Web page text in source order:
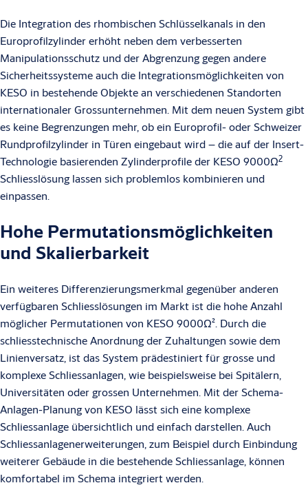
Die Integration des rhombischen Schlüsselkanals in den
Europrofilzylinder erhöht neben dem verbesserten
Manipulationsschutz und der Abgrenzung gegen andere
Sicherheitssysteme auch die Integrationsmöglichkeiten von
KESO in bestehende Objekte an verschiedenen Standorten
internationaler Grossunternehmen. Mit dem neuen System gibt
es keine Begrenzungen mehr, ob ein Europrofil- oder Schweizer
Rundprofilzylinder in Türen eingebaut wird – die auf der Insert-
Technologie basierenden Zylinderprofile der KESO 9000Ω2
Schliesslösung lassen sich problemlos kombinieren und
einpassen.
Hohe Permutationsmöglichkeiten
und Skalierbarkeit
Ein weiteres Differenzierungsmerkmal gegenüber anderen
verfügbaren Schliesslösungen im Markt ist die hohe Anzahl
möglicher Permutationen von KESO 9000Ω². Durch die
schliesstechnische Anordnung der Zuhaltungen sowie dem
Linienversatz, ist das System prädestiniert für grosse und
komplexe Schliessanlagen, wie beispielsweise bei Spitälern,
Universitäten oder grossen Unternehmen. Mit der Schema-
Anlagen-Planung von KESO lässt sich eine komplexe
Schliessanlage übersichtlich und einfach darstellen. Auch
Schliessanlagenerweiterungen, zum Beispiel durch Einbindung
weiterer Gebäude in die bestehende Schliessanlage, können
komfortabel im Schema integriert werden.